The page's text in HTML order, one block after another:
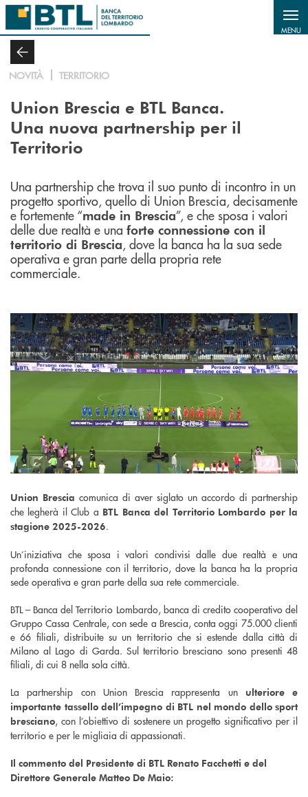
Salta al contenuto principale
MENU
NOVITÀ TERRITORIO
Union Brescia e BTL Banca.
Una nuova partnership per il
Territorio
Una partnership che trova il suo punto di incontro in un
progetto sportivo, quello di Union Brescia, decisamente
e fortemente “made in Brescia”, e che sposa i valori
delle due realtà e una forte connessione con il
territorio di Brescia, dove la banca ha la sua sede
operativa e gran parte della propria rete
commerciale.
Union Brescia comunica di aver siglato un accordo di partnership
che legherà il Club a BTL Banca del Territorio Lombardo per la
stagione 2025-2026.
Un’iniziativa che sposa i valori condivisi dalle due realtà e una
profonda connessione con il territorio, dove la banca ha la propria
sede operativa e gran parte della sua rete commerciale.
BTL – Banca del Territorio Lombardo, banca di credito cooperativo del
Gruppo Cassa Centrale, con sede a Brescia, conta oggi 75.000 clienti
e 66 filiali, distribuite su un territorio che si estende dalla città di
Milano al Lago di Garda. Sul territorio bresciano sono presenti 48
filiali, di cui 8 nella sola città.
La partnership con Union Brescia rappresenta un ulteriore e
importante tassello dell’impegno di BTL nel mondo dello sport
bresciano, con l’obiettivo di sostenere un progetto significativo per il
territorio e per le migliaia di appassionati.
Il commento del Presidente di BTL Renato Facchetti e del
Direttore Generale Matteo De Maio: